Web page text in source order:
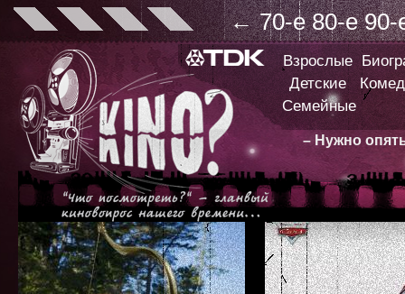
← 70-е 80-е 90-
Взрослые
Детские
Семейные
– Нужно